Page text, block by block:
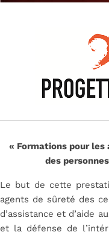
« Formations pour
des
Le but de cette
agents de sûreté des
d’assistance et d’aide
et la défense de